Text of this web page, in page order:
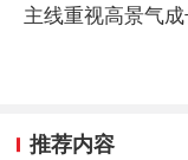
主线重视高景气
推荐内容